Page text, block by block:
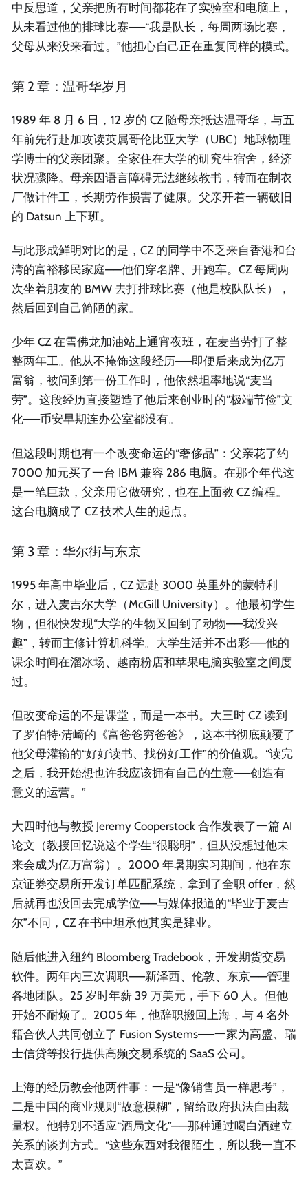
中反思道，父亲把所有时间都花在了实验室和电脑上，
从未看过他的排球比赛——“我是队长，每周两场比赛，
父母从来没来看过。”他担心自己正在重复同样的模式。
第 2 章：温哥华岁月
1989 年 8 月 6 日，12 岁的 CZ 随母亲抵达温哥华，与五
年前先行赴加攻读英属哥伦比亚大学（UBC）地球物理
学博士的父亲团聚。全家住在大学的研究生宿舍，经济
状况骤降。母亲因语言障碍无法继续教书，转而在制衣
厂做计件工，长期劳作损害了健康。父亲开着一辆破旧
的 Datsun 上下班。
与此形成鲜明对比的是，CZ 的同学中不乏来自香港和台
湾的富裕移民家庭——他们穿名牌、开跑车。CZ 每周两
次坐着朋友的 BMW 去打排球比赛（他是校队队长），
然后回到自己简陋的家。
少年 CZ 在雪佛龙加油站上通宵夜班，在麦当劳打了整
整两年工。他从不掩饰这段经历——即便后来成为亿万
富翁，被问到第一份工作时，他依然坦率地说“麦当
劳”。这段经历直接塑造了他后来创业时的“极端节俭”文
化——币安早期连办公室都没有。
但这段时期也有一个改变命运的“奢侈品”：父亲花了约
7000 加元买了一台 IBM 兼容 286 电脑。在那个年代这
是一笔巨款，父亲用它做研究，也在上面教 CZ 编程。
这台电脑成了 CZ 技术人生的起点。
第 3 章：华尔街与东京
1995 年高中毕业后，CZ 远赴 3000 英里外的蒙特利
尔，进入麦吉尔大学（McGill University）。他最初学生
物，但很快发现“大学的生物又回到了动物——我没兴
趣”，转而主修计算机科学。大学生活并不出彩——他的
课余时间在溜冰场、越南粉店和苹果电脑实验室之间度
过。
但改变命运的不是课堂，而是一本书。大三时 CZ 读到
了罗伯特·清崎的《富爸爸穷爸爸》，这本书彻底颠覆了
他父母灌输的“好好读书、找份好工作”的价值观。“读完
之后，我开始想也许我应该拥有自己的生意——创造有
意义的运营。”
大四时他与教授 Jeremy Cooperstock 合作发表了一篇 AI
论文（教授回忆说这个学生“很聪明”，但从没想过他未
来会成为亿万富翁）。2000 年暑期实习期间，他在东
京证券交易所开发订单匹配系统，拿到了全职 offer，然
后就再也没回去完成学位——与媒体报道的“毕业于麦吉
尔”不同，CZ 在书中坦承他其实是肄业。
随后他进入纽约 Bloomberg Tradebook，开发期货交易
软件。两年内三次调职——新泽西、伦敦、东京——管理
各地团队。25 岁时年薪 39 万美元，手下 60 人。但他
开始不耐烦了。2005 年，他辞职搬回上海，与 4 名外
籍合伙人共同创立了 Fusion Systems——一家为高盛、瑞
士信贷等投行提供高频交易系统的 SaaS 公司。
上海的经历教会他两件事：一是“像销售员一样思考”，
二是中国的商业规则“故意模糊”，留给政府执法自由裁
量权。他特别不适应“酒局文化”——那种通过喝白酒建立
关系的谈判方式。“这些东西对我很陌生，所以我一直不
太喜欢。”